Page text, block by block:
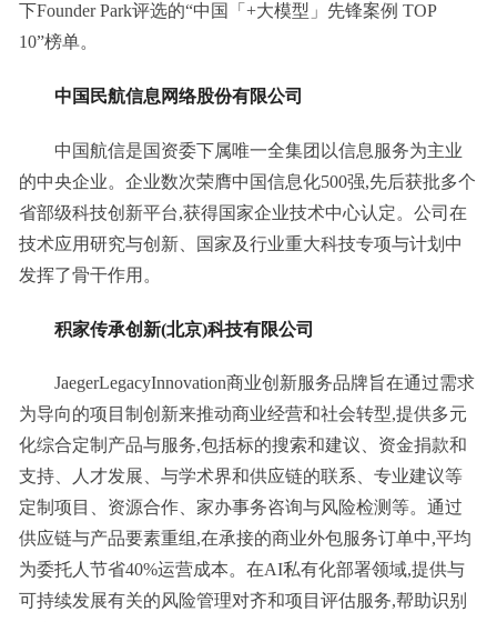
下Founder Park评选的“中国「+大模型」先锋案例 TOP
10”榜单。
中国民航信息网络股份有限公司
中国航信是国资委下属唯一全集团以信息服务为主业
的中央企业。企业数次荣膺中国信息化500强,先后获批多个
省部级科技创新平台,获得国家企业技术中心认定。公司在
技术应用研究与创新、国家及行业重大科技专项与计划中
发挥了骨干作用。
积家传承创新(北京)科技有限公司
JaegerLegacyInnovation商业创新服务品牌旨在通过需求
为导向的项目制创新来推动商业经营和社会转型,提供多元
化综合定制产品与服务,包括标的搜索和建议、资金捐款和
支持、人才发展、与学术界和供应链的联系、专业建议等
定制项目、资源合作、家办事务咨询与风险检测等。通过
供应链与产品要素重组,在承接的商业外包服务订单中,平均
为委托人节省40%运营成本。在AI私有化部署领域,提供与
可持续发展有关的风险管理对齐和项目评估服务,帮助识别